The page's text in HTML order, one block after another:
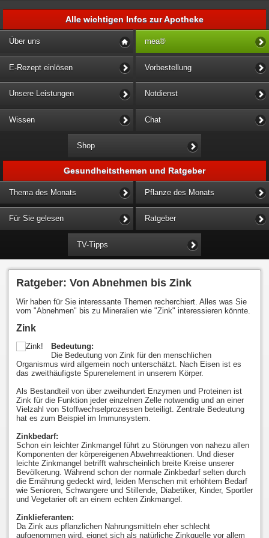
Alle wichtigen Infos zur Apotheke
Über uns mea®
E-Rezept einlösen Vorbestellung
Unsere Leistungen Notdienst
Wissen Chat
Shop
Gesundheitsthemen und Ratgeber
Thema des Monats Pflanze des Monats
Für Sie gelesen Ratgeber
TV-Tipps
Ratgeber: Von Abnehmen bis Zink
Wir haben für Sie interessante Themen recherchiert. Alles was Sie
vom "Abnehmen" bis zu Mineralien wie "Zink" interessieren könnte.
Zink
Bedeutung:
Die Bedeutung von Zink für den menschlichen
Organismus wird allgemein noch unterschätzt. Nach Eisen ist es
das zweithäufigste Spurenelement in unserem Körper.
Als Bestandteil von über zweihundert Enzymen und Proteinen ist
Zink für die Funktion jeder einzelnen Zelle notwendig und an einer
Vielzahl von Stoffwechselprozessen beteiligt. Zentrale Bedeutung
hat es zum Beispiel im Immunsystem.
Zinkbedarf:
Schon ein leichter Zinkmangel führt zu Störungen von nahezu allen
Komponenten der körpereigenen Abwehrreaktionen. Und dieser
leichte Zinkmangel betrifft wahrscheinlich breite Kreise unserer
Bevölkerung. Während schon der normale Zinkbedarf selten durch
die Ernährung gedeckt wird, leiden Menschen mit erhöhtem Bedarf
wie Senioren, Schwangere und Stillende, Diabetiker, Kinder, Sportler
und Vegetarier oft an einem echten Zinkmangel.
Zinklieferanten:
Da Zink aus pflanzlichen Nahrungsmitteln eher schlecht
aufgenommen wird, eignet sich als natürliche Zinkquelle vor allem